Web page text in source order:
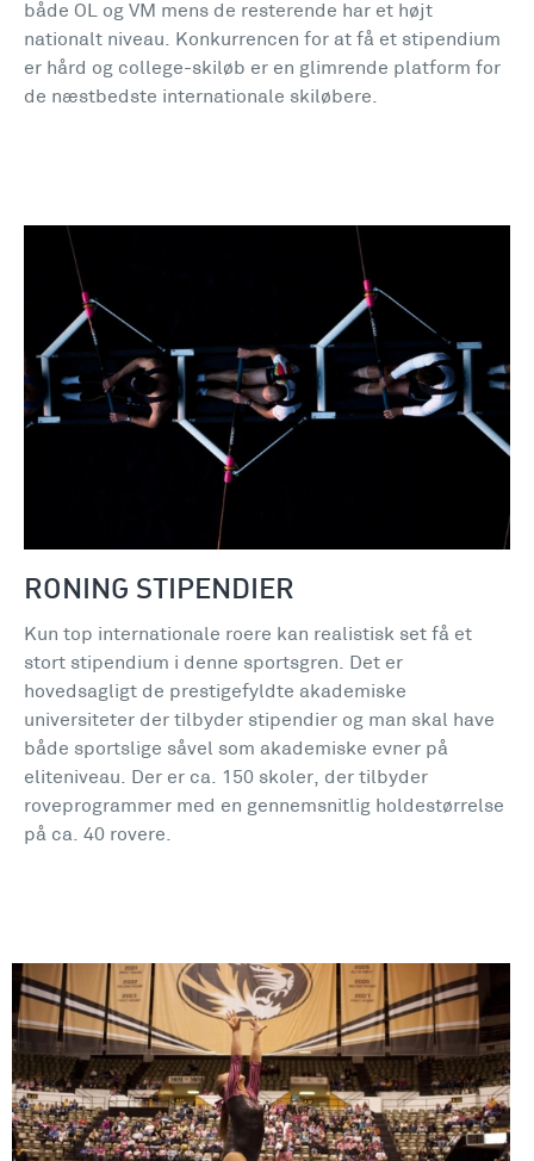
både OL og VM mens de resterende har et højt
nationalt niveau. Konkurrencen for at få et stipendium
er hård og college-skiløb er en glimrende platform for
de næstbedste internationale skiløbere.
RONING STIPENDIER
Kun top internationale roere kan realistisk set få et
stort stipendium i denne sportsgren. Det er
hovedsagligt de prestigefyldte akademiske
universiteter der tilbyder stipendier og man skal have
både sportslige såvel som akademiske evner på
eliteniveau. Der er ca. 150 skoler, der tilbyder
roveprogrammer med en gennemsnitlig holdestørrelse
på ca. 40 rovere.